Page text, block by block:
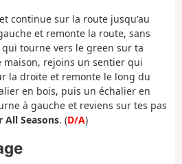
continue sur la route jusqu'au
et remonte la route, sans
tourne vers le green sur ta
rejoins un sentier qui
la droite et remonte le long du
en bois, puis un échalier en
à gauche et reviens sur tes pas
All Seasons. (D/A)